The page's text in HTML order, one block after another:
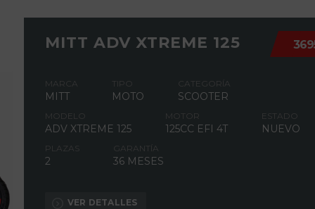
MITT ADV XTREME 125
MARCA
MITT
TIPO
MOTO
CATEGORÍA
SCOOTER
MODELO
ADV XTREME 125
MOTOR
125CC EFI 4T
ESTADO
NUEVO
PLAZAS
2
GARANTÍA
36 MESES
VER DETALLES